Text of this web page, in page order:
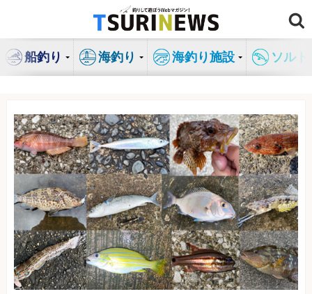
ン
船釣り 海釣り 海釣り施設 ソル